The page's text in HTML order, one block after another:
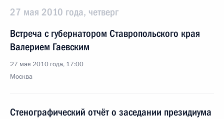
27 мая 2010 года, четверг
Встреча с губернатором Ставропольского края
Валерием Гаевским
27 мая 2010 года, 17:00
Москва
Стенографический отчёт о заседании президиума